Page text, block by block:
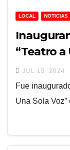
LOCAL NOTICIAS
“Teatro a
JUL 15, 2024
Fue
Una Sola